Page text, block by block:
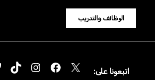
الوظائف والتدريب
اتبعونا على: X
Facebook
Instagram
TikTok